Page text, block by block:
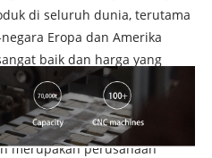
di seluruh dunia, terutama
Eropa dan Amerika
baik dan harga yang
kerja sama jangka
perusahaan top 500 di
hak impor dan ekspor
merupakan perusahaan